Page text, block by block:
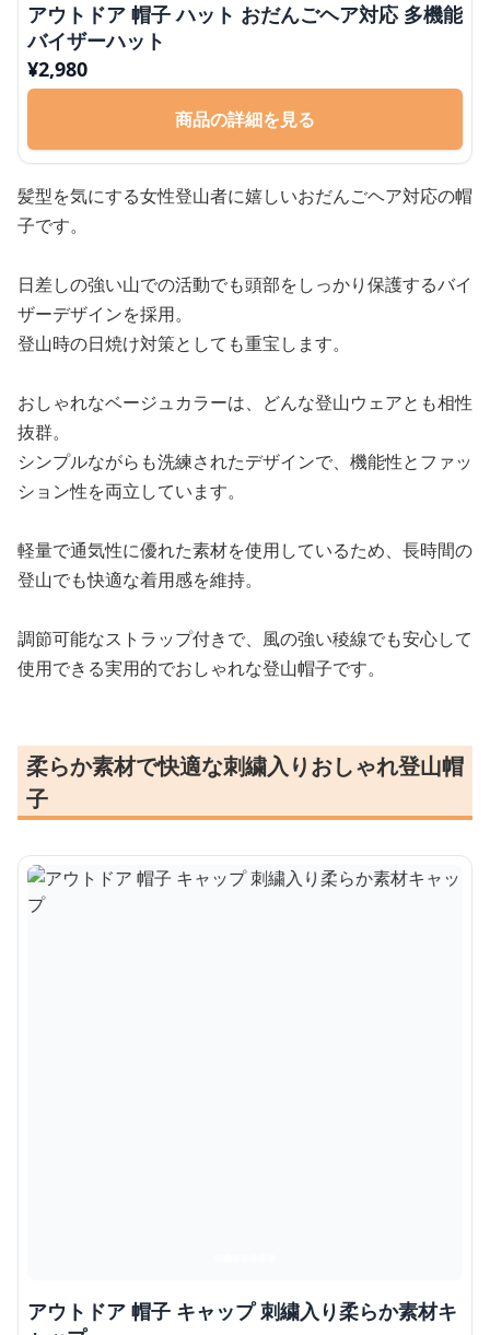
アウトドア 帽子 ハット おだんごヘア対応 多機能
バイザーハット
¥2,980
商品の詳細を見る
髪型を気にする女性登山者に嬉しいおだんごヘア対応の帽
子です。
日差しの強い山での活動でも頭部をしっかり保護するバイ
ザーデザインを採用。
登山時の日焼け対策としても重宝します。
おしゃれなベージュカラーは、どんな登山ウェアとも相性
抜群。
シンプルながらも洗練されたデザインで、機能性とファッ
ション性を両立しています。
軽量で通気性に優れた素材を使用しているため、長時間の
登山でも快適な着用感を維持。
調節可能なストラップ付きで、風の強い稜線でも安心して
使用できる実用的でおしゃれな登山帽子です。
柔らか素材で快適な刺繍入りおしゃれ登山帽
子
アウトドア 帽子 キャップ 刺繍入り柔らか素材キ